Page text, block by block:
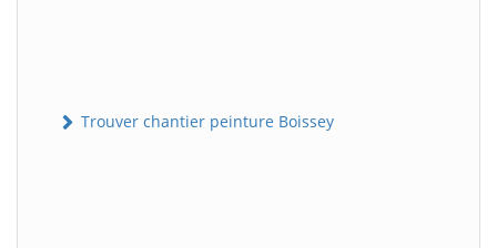
Trouver chantier peinture Boissey